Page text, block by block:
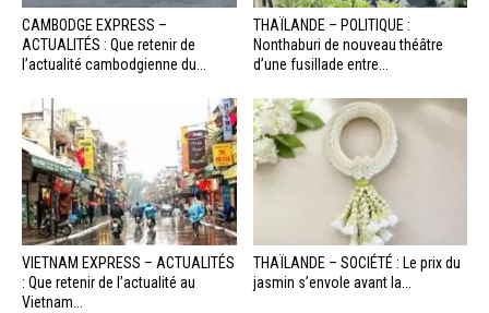
CAMBODGE EXPRESS –
ACTUALITÉS : Que retenir de
l’actualité cambodgienne du...
THAÏLANDE – POLITIQUE :
Nonthaburi de nouveau théâtre
d’une fusillade entre...
VIETNAM EXPRESS – ACTUALITÉS
: Que retenir de l’actualité au
Vietnam...
THAÏLANDE – SOCIÉTÉ : Le prix du
jasmin s’envole avant la...